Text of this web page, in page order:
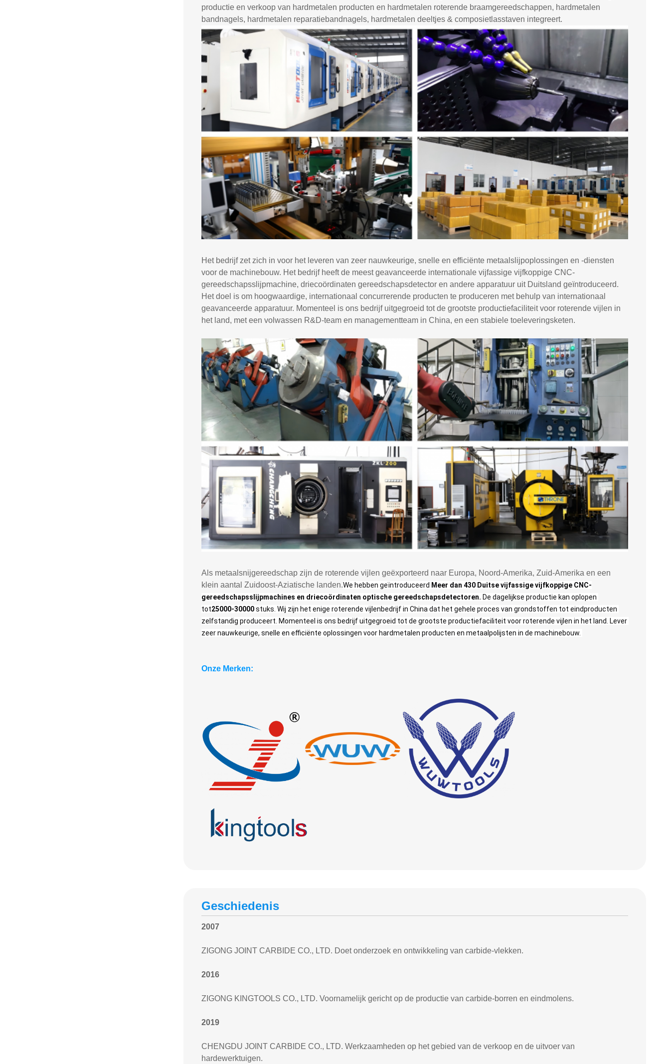
productie en verkoop van hardmetalen producten en hardmetalen roterende braamgereedschappen, hardmetalen
bandnagels, hardmetalen reparatiebandnagels, hardmetalen deeltjes & composietlasstaven integreert.
Het bedrijf zet zich in voor het leveren van zeer nauwkeurige, snelle en efficiënte metaalslijpoplossingen en -diensten
voor de machinebouw. Het bedrijf heeft de meest geavanceerde internationale vijfassige vijfkoppige CNC-
gereedschapsslijpmachine, driecoördinaten gereedschapsdetector en andere apparatuur uit Duitsland geïntroduceerd.
Het doel is om hoogwaardige, internationaal concurrerende producten te produceren met behulp van internationaal
geavanceerde apparatuur. Momenteel is ons bedrijf uitgegroeid tot de grootste productiefaciliteit voor roterende vijlen in
het land, met een volwassen R&D-team en managementteam in China, en een stabiele toeleveringsketen.
Als metaalsnijgereedschap zijn de roterende vijlen geëxporteerd naar Europa, Noord-Amerika, Zuid-Amerika en een
klein aantal Zuidoost-Aziatische landen.We hebben geïntroduceerd Meer dan 430 Duitse vijfassige vijfkoppige CNC-
gereedschapsslijpmachines en driecoördinaten optische gereedschapsdetectoren. De dagelijkse productie kan oplopen
tot25000-30000 stuks. Wij zijn het enige roterende vijlenbedrijf in China dat het gehele proces van grondstoffen tot eindproducten
zelfstandig produceert. Momenteel is ons bedrijf uitgegroeid tot de grootste productiefaciliteit voor roterende vijlen in het land. Lever
zeer nauwkeurige, snelle en efficiënte oplossingen voor hardmetalen producten en metaalpolijsten in de machinebouw.
Onze Merken:
Geschiedenis
2007
ZIGONG JOINT CARBIDE CO., LTD. Doet onderzoek en ontwikkeling van carbide-vlekken.
2016
ZIGONG KINGTOOLS CO., LTD. Voornamelijk gericht op de productie van carbide-borren en eindmolens.
2019
CHENGDU JOINT CARBIDE CO., LTD. Werkzaamheden op het gebied van de verkoop en de uitvoer van
hardewerktuigen.